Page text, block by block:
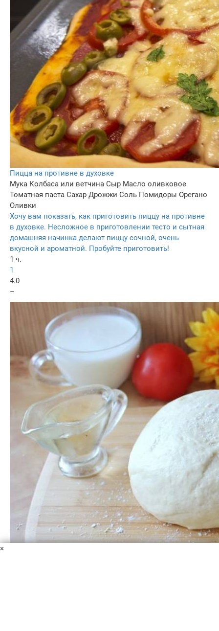
Пицца на противне в духовке
Мука Колбаса или ветчина Сыр Масло оливковое
Томатная паста Сахар Дрожжи Соль Помидоры Орегано
Оливки
Хочу вам показать, как приготовить пиццу на противне
в духовке. Несложное в приготовлении тесто и сытная
домашняя начинка делают пиццу сочной, очень
вкусной и ароматной. Пробуйте приготовить!
1 ч.
1
4.0
–
×